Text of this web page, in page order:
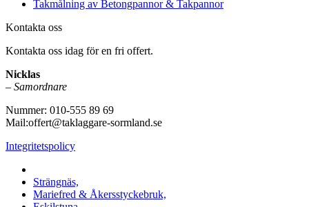
Takmålning av Betongpannor & Takpannor
Kontakta oss
Kontakta oss idag för en fri offert.
Nicklas
– Samordnare
Nummer: 010-555 89 69
Mail:offert@taklaggare-sormland.se
Integritetspolicy
Strängnäs,
Mariefred & Åkersstyckebruk,